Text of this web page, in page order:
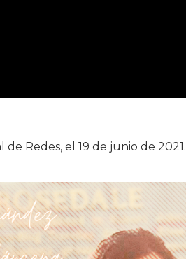
Redes, el 19 de junio de 2021.